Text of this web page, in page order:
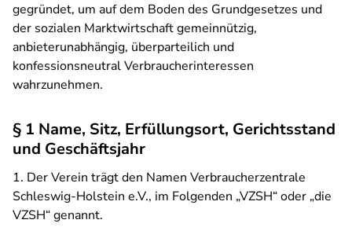
gegründet, um auf dem Boden des Grundgesetzes und
der sozialen Marktwirtschaft gemeinnützig,
anbieterunabhängig, überparteilich und
konfessionsneutral Verbraucherinteressen
wahrzunehmen.
§ 1 Name, Sitz, Erfüllungsort, Gerichtsstand
und Geschäftsjahr
1. Der Verein trägt den Namen Verbraucherzentrale
Schleswig-Holstein e.V., im Folgenden „VZSH“ oder „die
VZSH“ genannt.